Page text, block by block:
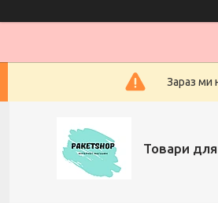
Зараз ми
Товари для